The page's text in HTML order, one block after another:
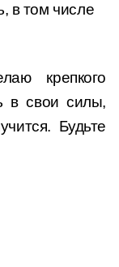
в том числе
крепкого
в свои силы,
Будьте